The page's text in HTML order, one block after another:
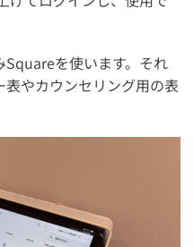
を使います。それ
やカウンセリング用の表